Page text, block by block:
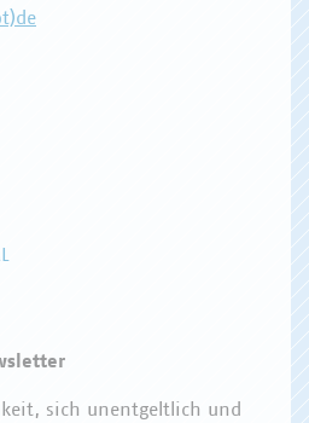
sich unentgeltlich und